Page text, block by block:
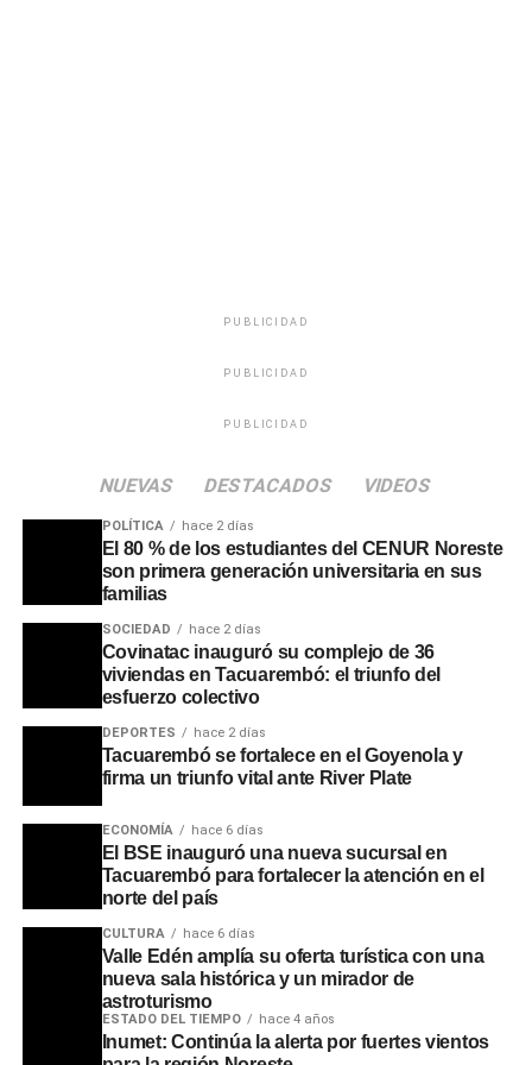
PUBLICIDAD
PUBLICIDAD
PUBLICIDAD
NUEVAS DESTACADOS VIDEOS
POLÍTICA hace 2 días
El 80 % de los estudiantes del CENUR Noreste
son primera generación universitaria en sus
familias
SOCIEDAD hace 2 días
Covinatac inauguró su complejo de 36
viviendas en Tacuarembó: el triunfo del
esfuerzo colectivo
DEPORTES hace 2 días
Tacuarembó se fortalece en el Goyenola y
firma un triunfo vital ante River Plate
ECONOMÍA hace 6 días
El BSE inauguró una nueva sucursal en
Tacuarembó para fortalecer la atención en el
norte del país
CULTURA hace 6 días
Valle Edén amplía su oferta turística con una
nueva sala histórica y un mirador de
astroturismo
ESTADO DEL TIEMPO hace 4 años
Inumet: Continúa la alerta por fuertes vientos